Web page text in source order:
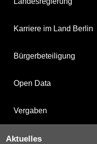
Karriere im Land Berlin
Bürgerbeteiligung
Open Data
Vergaben
Aktuelles